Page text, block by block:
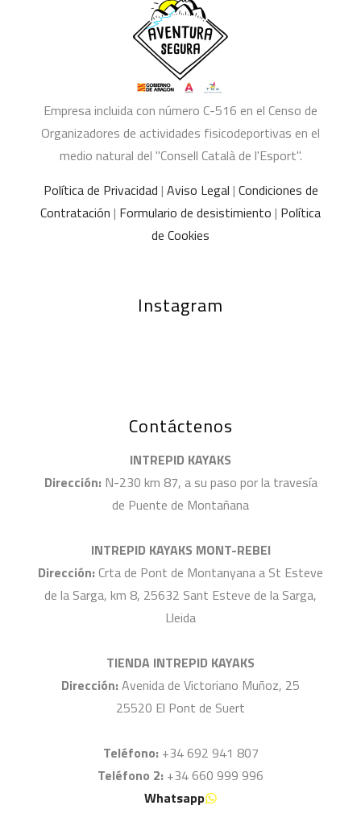
Empresa incluida con número C-516 en el Censo de
Organizadores de actividades fisicodeportivas en el
medio natural del "Consell Català de l'Esport".
Política de Privacidad | Aviso Legal | Condiciones de
Contratación | Formulario de desistimiento | Política
de Cookies
Instagram
Contáctenos
INTREPID KAYAKS
Dirección: N-230 km 87, a su paso por la travesía
de Puente de Montañana
INTREPID KAYAKS MONT-REBEI
Dirección: Crta de Pont de Montanyana a St Esteve
de la Sarga, km 8, 25632 Sant Esteve de la Sarga,
Lleida
TIENDA INTREPID KAYAKS
Dirección: Avenida de Victoriano Muñoz, 25
25520 El Pont de Suert
Teléfono: +34 692 941 807
Teléfono 2: +34 660 999 996
Whatsapp